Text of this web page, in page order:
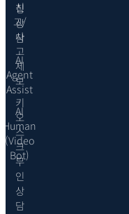
징
상
담
AI
Agent
Assist
AI
Human
(Video
Bot)
신
고/
사
고
제
보
키
오
스
크
무
인
상
담